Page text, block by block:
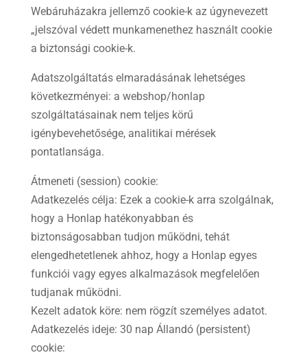
Webáruházakra jellemző cookie-k az úgynevezett
„jelszóval védett munkamenethez használt cookie
a biztonsági cookie-k.
Adatszolgáltatás elmaradásának lehetséges
következményei: a webshop/honlap
szolgáltatásainak nem teljes körű
igénybevehetősége, analitikai mérések
pontatlansága.
Átmeneti (session) cookie:
Adatkezelés célja: Ezek a cookie-k arra szolgálnak,
hogy a Honlap hatékonyabban és
biztonságosabban tudjon működni, tehát
elengedhetetlenek ahhoz, hogy a Honlap egyes
funkciói vagy egyes alkalmazások megfelelően
tudjanak működni.
Kezelt adatok köre: nem rögzít személyes adatot.
Adatkezelés ideje: 30 nap Állandó (persistent)
cookie: